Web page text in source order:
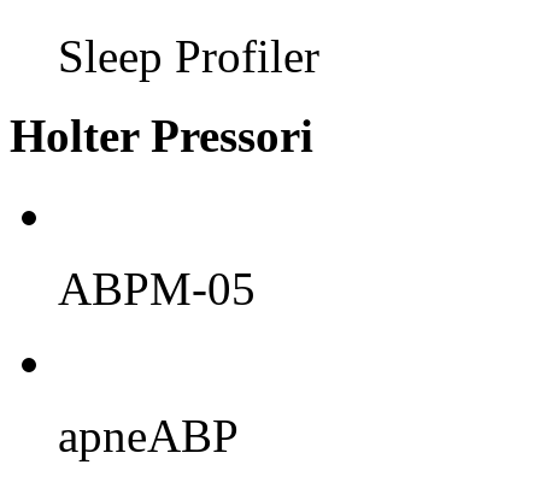
Sleep Profiler
Holter Pressori
ABPM-05
apneABP